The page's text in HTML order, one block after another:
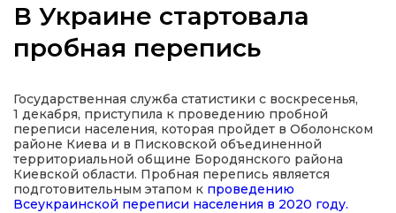
політика
В Украине стартовала
пробная перепись
Государственная служба статистики с воскресенья,
1 декабря, приступила к проведению пробной
переписи населения, которая пройдет в Оболонском
районе Киева и в Писковской объединенной
территориальной общине Бородянского района
Киевской области. Пробная перепись является
подготовительным этапом к проведению
Всеукраинской переписи населения в 2020 году.